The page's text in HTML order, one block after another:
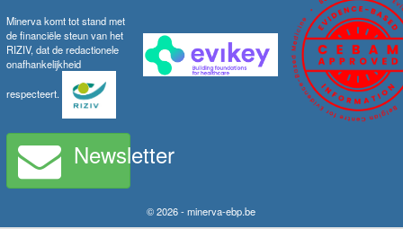
Minerva komt tot stand met
de financiële steun van het
RIZIV, dat de redactionele
onafhankelijkheid
respecteert.
Newsletter
© 2026 - minerva-ebp.be